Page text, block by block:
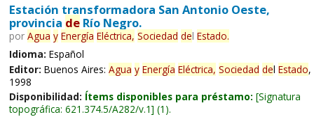
Estación transformadora San Antonio Oeste,
provincia deRío Negro.
por Agua y Energía Eléctrica, Sociedad del Estado.
Idioma: Español
Editor: Buenos Aires: Agua y Energía Eléctrica, Sociedad del Estado,
1998
Disponibilidad: Ítems disponibles para préstamo: Signatura
topográfica: 621.374.5/A282/v.1 (1).